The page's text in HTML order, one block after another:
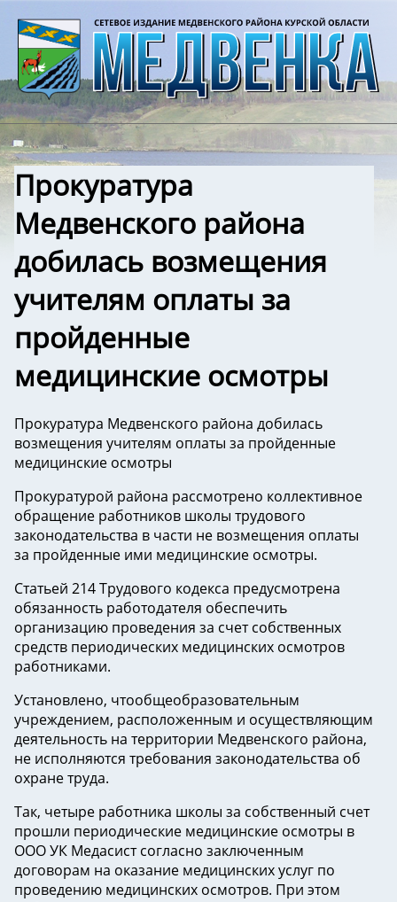
Прокуратура
Медвенского района
добилась возмещения
учителям оплаты за
пройденные
медицинские осмотры
Прокуратура Медвенского района добилась
возмещения учителям оплаты за пройденные
медицинские осмотры
Прокуратурой района рассмотрено коллективное
обращение работников школы трудового
законодательства в части не возмещения оплаты
за пройденные ими медицинские осмотры.
Статьей 214 Трудового кодекса предусмотрена
обязанность работодателя обеспечить
организацию проведения за счет собственных
средств периодических медицинских осмотров
работниками.
Установлено, чтообщеобразовательным
учреждением, расположенным и осуществляющим
деятельность на территории Медвенского района,
не исполняются требования законодательства об
охране труда.
Так, четыре работника школы за собственный счет
прошли периодические медицинские осмотры в
ООО УК Медасист согласно заключенным
договорам на оказание медицинских услуг по
проведению медицинских осмотров. При этом